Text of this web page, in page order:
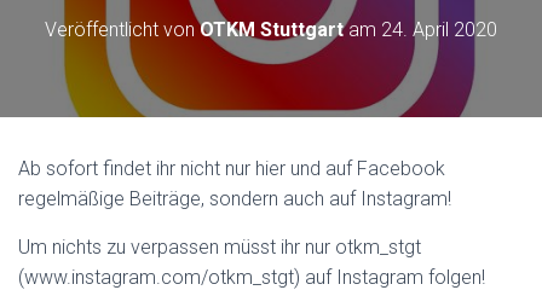
Veröffentlicht vonOTKM Stuttgartam 24. April 2020
Ab sofort findet ihr nicht nur hier und auf Facebook
regelmäßige Beiträge, sondern auch auf Instagram!
Um nichts zu verpassen müsst ihr nur otkm_stgt
(www.instagram.com/otkm_stgt) auf Instagram folgen!